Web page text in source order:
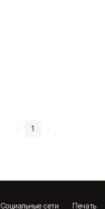
1
Социальные сети
Печать